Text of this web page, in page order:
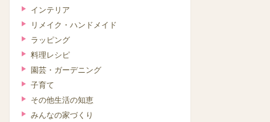
インテリア
リメイク・ハンドメイド
ラッピング
料理レシピ
園芸・ガーデニング
子育て
その他生活の知恵
みんなの家づくり